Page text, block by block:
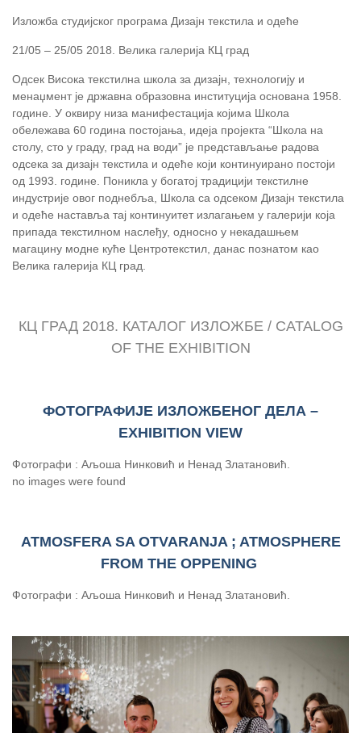
Изложба студијског програма Дизајн текстила и одеће
21/05 – 25/05 2018. Велика галерија КЦ град
Одсек Висока текстилна школа за дизајн, технологију и
менаџмент је државна образовна институција основана 1958.
године. У оквиру низа манифестација којима Школа
обележава 60 година постојања, идеја пројекта “Школа на
столу, сто у граду, град на води” је представљање радова
одсека за дизајн текстила и одеће који континуирано постоји
од 1993. године. Поникла у богатој традицији текстилне
индустрије овог поднебља, Школа са одсеком Дизајн текстила
и одеће наставља тај континуитет излагањем у галерији која
припада текстилном наслеђу, односно у некадашњем
магацину модне куће Центротекстил, данас познатом као
Велика галерија КЦ град.
КЦ ГРАД 2018. КАТАЛОГ ИЗЛОЖБЕ / CATALOG
OF THE EXHIBITION
ФОТОГРАФИЈЕ ИЗЛОЖБЕНОГ ДЕЛА –
EXHIBITION VIEW
Фотографи : Аљоша Нинковић и Ненад Златановић.
no images were found
ATMOSFERA SA OTVARANJA ; ATMOSPHERE
FROM THE OPPENING
Фотографи : Аљоша Нинковић и Ненад Златановић.